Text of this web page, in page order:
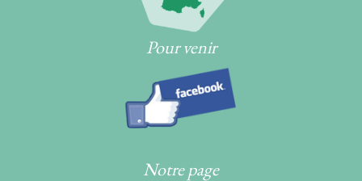
Pour venir
Notre page